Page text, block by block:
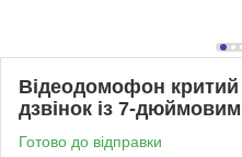
Відеодомофон
дзвінок із 7-
Готово до відправки